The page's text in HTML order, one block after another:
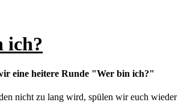
ich?
eine heitere Runde "Wer bin ich?"
nicht zu lang wird, spülen wir euch